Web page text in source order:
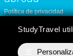
StudyTravel
Política de privacidad